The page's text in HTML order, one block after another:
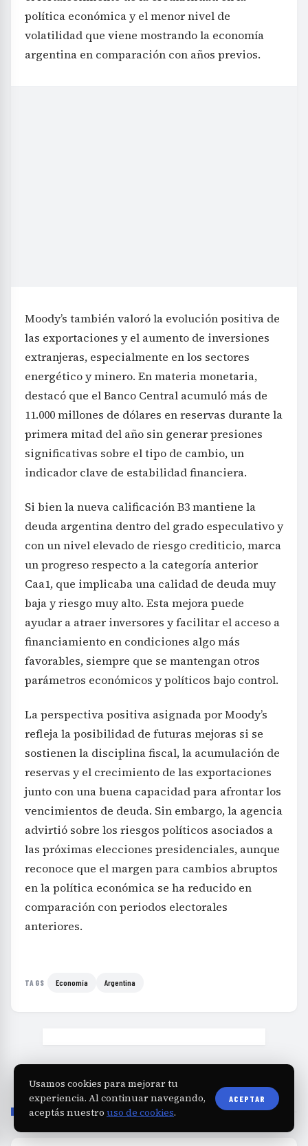
política económica y el menor nivel de
volatilidad que viene mostrando la economía
argentina en comparación con años previos.
Moody’s también valoró la evolución positiva de
las exportaciones y el aumento de inversiones
extranjeras, especialmente en los sectores
energético y minero. En materia monetaria,
destacó que el Banco Central acumuló más de
11.000 millones de dólares en reservas durante la
primera mitad del año sin generar presiones
significativas sobre el tipo de cambio, un
indicador clave de estabilidad financiera.
Si bien la nueva calificación B3 mantiene la
deuda argentina dentro del grado especulativo y
con un nivel elevado de riesgo crediticio, marca
un progreso respecto a la categoría anterior
Caa1, que implicaba una calidad de deuda muy
baja y riesgo muy alto. Esta mejora puede
ayudar a atraer inversores y facilitar el acceso a
financiamiento en condiciones algo más
favorables, siempre que se mantengan otros
parámetros económicos y políticos bajo control.
La perspectiva positiva asignada por Moody’s
refleja la posibilidad de futuras mejoras si se
sostienen la disciplina fiscal, la acumulación de
reservas y el crecimiento de las exportaciones
junto con una buena capacidad para afrontar los
vencimientos de deuda. Sin embargo, la agencia
advirtió sobre los riesgos políticos asociados a
las próximas elecciones presidenciales, aunque
reconoce que el margen para cambios abruptos
en la política económica se ha reducido en
comparación con periodos electorales
anteriores.
TAGS Economía Argentina
SIGUIENTE
Usamos cookies para mejorar tu
experiencia. Al continuar navegando,
aceptás nuestro uso de cookies.
ACEPTAR